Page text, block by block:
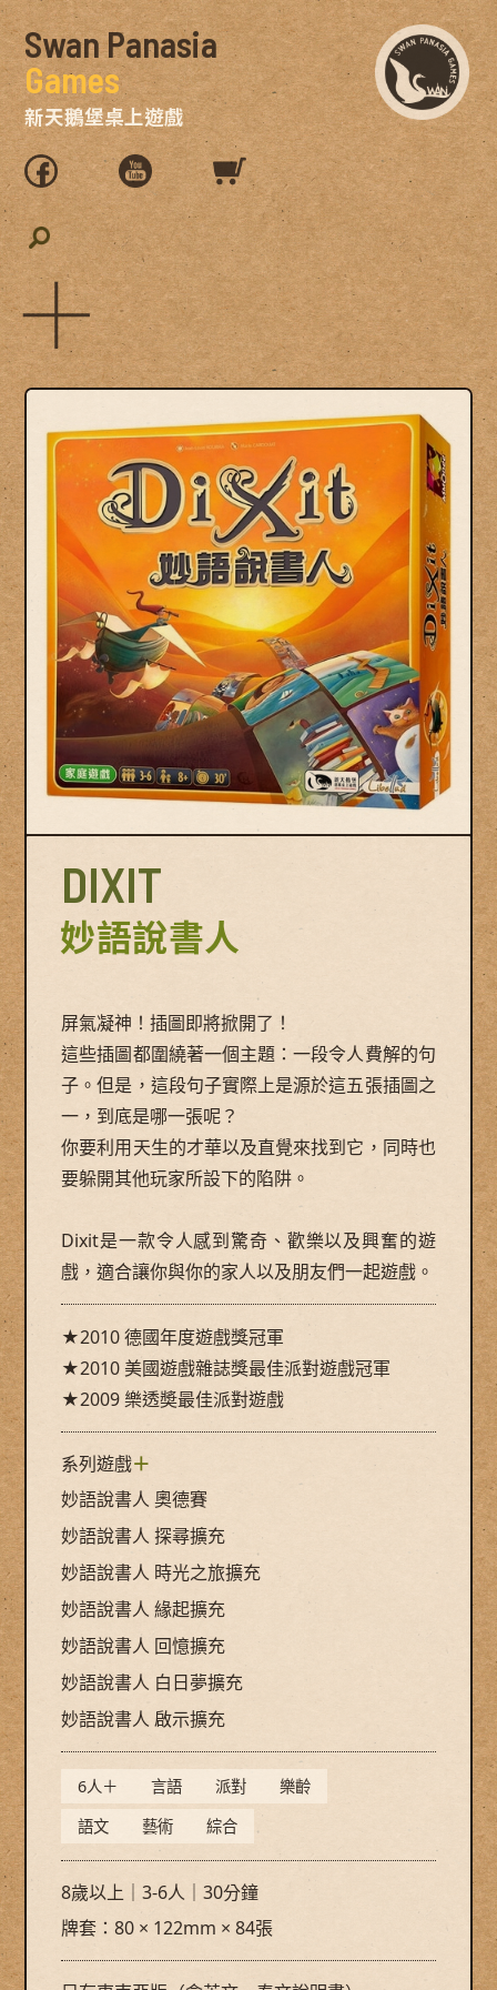
Swan Panasia
Games
新天鵝堡桌上遊戲
DIXIT
妙語說書人
屏氣凝神！插圖即將掀開了！
這些插圖都圍繞著一個主題：一段令人費解的句
子。但是，這段句子實際上是源於這五張插圖之
一，到底是哪一張呢？
你要利用天生的才華以及直覺來找到它，同時也
要躲開其他玩家所設下的陷阱。
Dixit是一款令人感到驚奇、歡樂以及興奮的遊
戲，適合讓你與你的家人以及朋友們一起遊戲。
★2010 德國年度遊戲獎冠軍
★2010 美國遊戲雜誌獎最佳派對遊戲冠軍
★2009 樂透奬最佳派對遊戲
系列遊戲＋
妙語說書人 奧德賽
妙語說書人 探尋擴充
妙語說書人 時光之旅擴充
妙語說書人 緣起擴充
妙語說書人 回憶擴充
妙語說書人 白日夢擴充
妙語說書人 啟示擴充
6人＋ 言語 派對
樂齡
語文
藝術 綜合
8歲以上｜3-6人｜30分鐘
牌套：80 × 122mm × 84張